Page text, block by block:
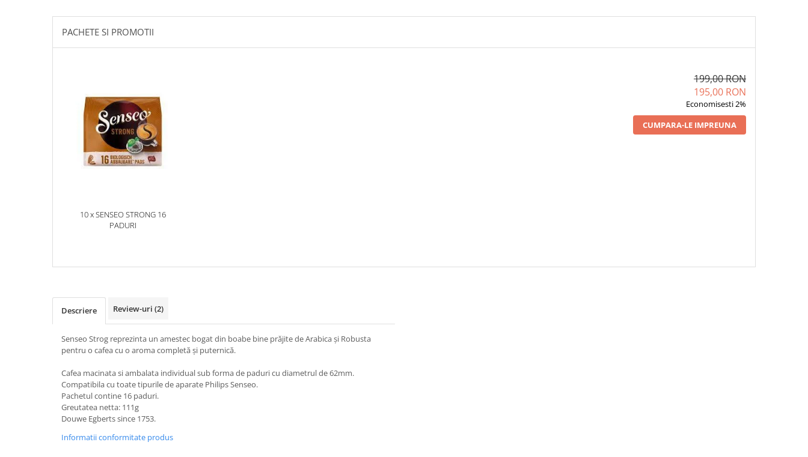
PACHETE SI PROMOTII
10 x SENSEO STRONG 16
PADURI
199,00 RON
195,00 RON
Economisesti 2%
CUMPARA-LE IMPREUNA
Descriere Review-uri (2)
Senseo Strog reprezinta un amestec bogat din boabe bine prăjite de Arabica și Robusta
pentru o cafea cu o aroma completă și puternică.
Cafea macinata si ambalata individual sub forma de paduri cu diametrul de 62mm.
Compatibila cu toate tipurile de aparate Philips Senseo.
Pachetul contine 16 paduri.
Greutatea netta: 111g
Douwe Egberts since 1753.
Informatii conformitate produs